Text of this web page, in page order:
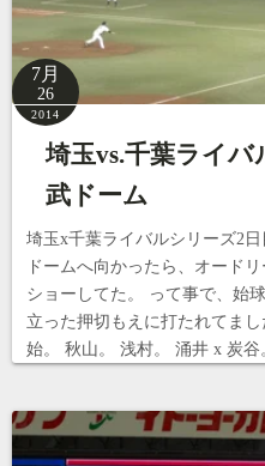
7月
26
2014
埼玉vs.千葉ライバ
武ドーム
埼玉x千葉ライバルシリーズ2
ドームへ向かったら、オード
ショーしてた。 って事で、始
立った押切もえに打たれてま
始。 秋山。 浅村。 涌井 x 炭